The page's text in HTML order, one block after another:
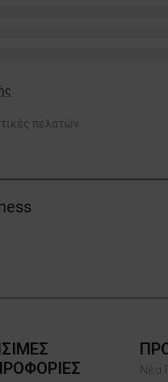
πελατών.
Νέα